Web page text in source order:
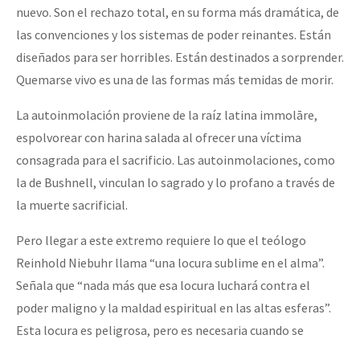
nuevo. Son el rechazo total, en su forma más dramática, de
las convenciones y los sistemas de poder reinantes. Están
diseñados para ser horribles. Están destinados a sorprender.
Quemarse vivo es una de las formas más temidas de morir.
La autoinmolación proviene de la raíz latina immolāre,
espolvorear con harina salada al ofrecer una víctima
consagrada para el sacrificio. Las autoinmolaciones, como
la de Bushnell, vinculan lo sagrado y lo profano a través de
la muerte sacrificial.
Pero llegar a este extremo requiere lo que el teólogo
Reinhold Niebuhr llama “una locura sublime en el alma”.
Señala que “nada más que esa locura luchará contra el
poder maligno y la maldad espiritual en las altas esferas”.
Esta locura es peligrosa, pero es necesaria cuando se